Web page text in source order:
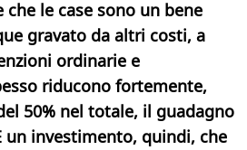
che le case sono un bene
gravato da altri costi, a
ordinarie e
riducono fortemente,
50% nel totale, il guadagno
un investimento, quindi, che